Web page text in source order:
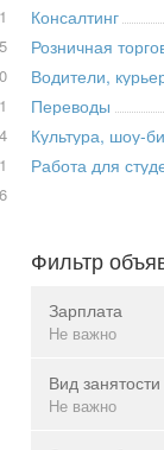
1
1
4
6
Консалтинг
Розничная
Водители,
Переводы
Культура, шоу-
Работа для
Фильтр
Зарплата
Не важно
Валюта:грн.
Вид занятости
Не важно